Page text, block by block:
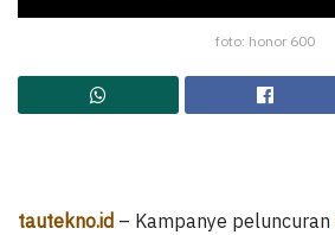
foto: honor 600
tautekno.id – Kampanye peluncuran